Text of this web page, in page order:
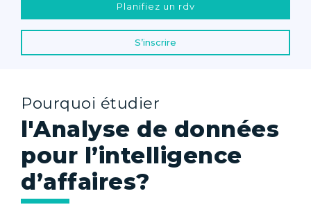
Planifiez un rdv
S’inscrire
Pourquoi étudier
l'Analyse de données
pour l’intelligence
d’affaires?